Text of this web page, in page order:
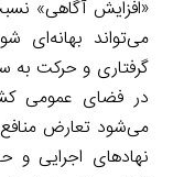
«افزایش آگاهی»
می‌تواند بهانه‌ای
گرفتاری و حرکت
در فضای عمومی
می‌شود تعارض منافع
نهاد‌های اجرایی